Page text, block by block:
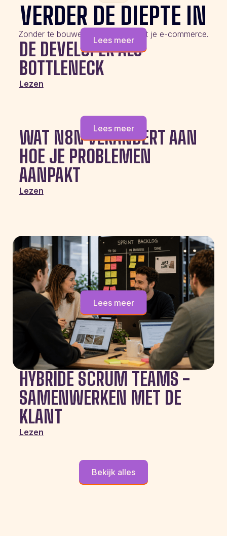
VERDER DE DIEPTE IN
Zonder te bouwen aan de slag met je e-commerce.
Lees meer
DE DEVELOPER ALS
BOTTLENECK
Lezen
Lees meer
WAT N8N VERANDERT AAN
HOE JE PROBLEMEN
AANPAKT
Lezen
Lees meer
HYBRIDE SCRUM TEAMS -
SAMENWERKEN MET DE
KLANT
Lezen
Bekijk alles